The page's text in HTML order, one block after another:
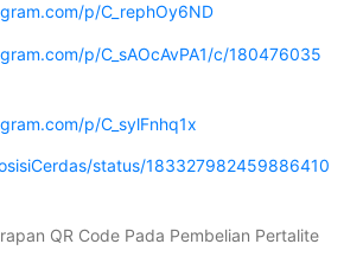
p/C_rephOy6ND
p/C_sAOcAvPA1/c/180476035
p/C_sylFnhq1x
status/183327982459886410
QR Code Pada Pembelian Pertalite